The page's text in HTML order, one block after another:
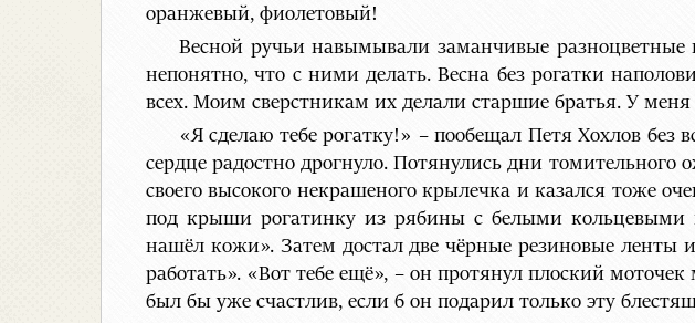
оранжевый, фиолетовый!
Весной ручьи навымывали заманчивые
непонятно, что с ними делать. Весна без рогатки
всех. Моим сверстникам их делали старшие братья. У
«Я сделаю тебе рогатку!» – пообещал Петя Хохлов без
сердце радостно дрогнуло. Потянулись дни
своего высокого некрашеного крылечка и казался тоже
под крыши рогатинку из рябины с белыми кольцевыми
нашёл кожи». Затем достал две чёрные резиновые ленты
работать». «Вот тебе ещё», – он протянул плоский
был бы уже счастлив, если б он подарил только эту